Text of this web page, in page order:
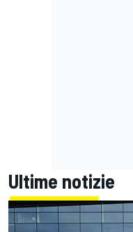
Ultime notizie